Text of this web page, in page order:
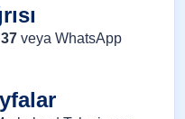
veya WhatsApp